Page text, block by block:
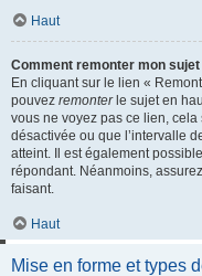
Haut
Comment remonter mon sujet
En cliquant sur le lien «
pouvez remonterle sujet en
vous ne voyez pas ce lien,
désactivée ou que l’intervalle
atteint. Il est également
répondant. Néanmoins,
faisant.
Haut
Mise en forme et types